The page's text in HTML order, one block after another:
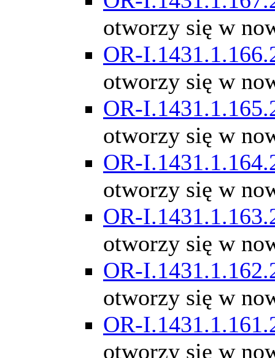
otworzy się w
OR-
otworzy się w
OR-
otworzy się w
OR-
otworzy się w
OR-
otworzy się w
OR-
otworzy się w
OR-
otworzy się w